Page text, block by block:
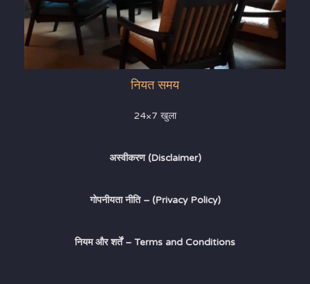
नियत समय
24×7 खुला
अस्वीकरण (Disclaimer)
गोपनीयता नीति – (Privacy Policy)
नियम और शर्तें – Terms and Conditions